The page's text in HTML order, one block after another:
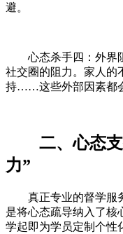
避。
心态杀手四：外界
社交圈的阻力。家人的
持……这些外部因素都
二、心态
力”
真正专业的督学服
是将心态疏导纳入了核
学起即为学员定制个性